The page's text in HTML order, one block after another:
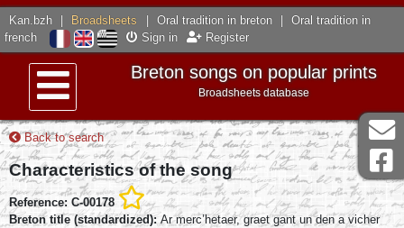
Kan.bzh Broadsheets Oral tradition in breton
Oral tradition in
french
Sign in Register
Menu
Breton songs on popular prints
Broadsheets database
Back to search
Characteristics of the song
Reference: C-00178
Breton title (standardized): Ar merc’hetaer, graet gant un den a vicher